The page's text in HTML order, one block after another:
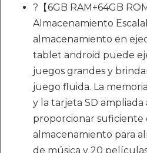
?【6GB RAM+64GB
Almacenamiento
almacenamiento en
tablet android puede
juegos grandes y
juego fluida. La
y la tarjeta SD ampliada
proporcionar suficiente
almacenamiento para
de música y 20